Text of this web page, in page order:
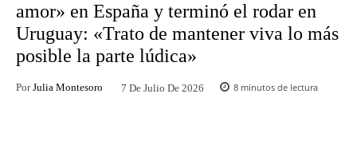
amor» en España y terminó el rodar en
Uruguay: «Trato de mantener viva lo más
posible la parte lúdica»
Por Julia Montesoro 7 De Julio De 2026 8 minutos de lectura